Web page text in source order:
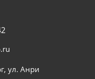
ул. Анри